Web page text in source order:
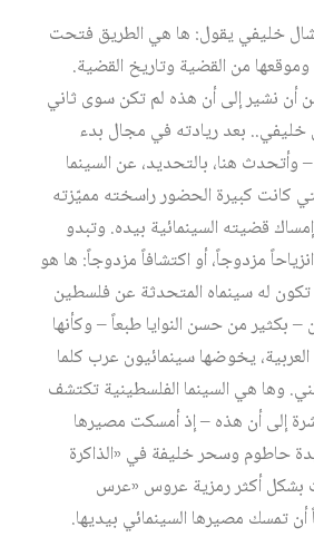
خليفي يقول: ها هي الطريق فتحت
وموقعها من القضية وتاريخ القضية.
أن نشير إلى أن هذه لم تكن سوى ثاني
خليفي.. بعد ريادته في مجال بدء
وأتحدث هنا، بالتحديد، عن السينما
كانت كبيرة الحضور راسخته مميّزته
قضيته السينمائية بيده. وتبدو
مزدوجاً، أو اكتشافاً مزدوجاً: ها هو
له سينماه المتحدثة عن فلسطين
بكثير من حسن النوايا طبعاً – وكأنها
يخوضها سينمائيون عرب كلما
وها هي السينما الفلسطينية تكتشف
إلى أن هذه – إذ أمسكت مصيرها
حاطوم وسحر خليفة في «الذاكرة
بشكل أكثر رمزية عروس «عرس
أن تمسك مصيرها السينمائي بيديها.